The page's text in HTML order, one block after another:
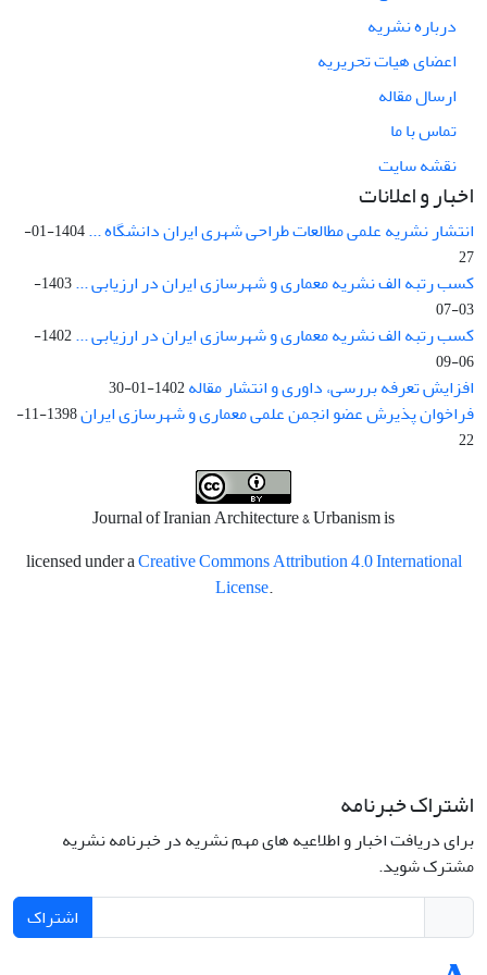
درباره نشریه
اعضای هیات تحریریه
ارسال مقاله
تماس با ما
نقشه سایت
اخبار و اعلانات
انتشار نشریه علمی مطالعات طراحی شهری ایران دانشگاه ...
1404-01-
27
کسب رتبه الف نشریه معماری و شهرسازی ایران در ارزیابی ...
1403-
03-07
کسب رتبه الف نشریه معماری و شهرسازی ایران در ارزیابی ...
1402-
06-09
افزایش تعرفه بررسی، داوری و انتشار مقاله1402-01-30
فراخوان پذیرش عضو انجمن علمی معماری و شهرسازی ایران
1398-11-
22
Journal of Iranian Architecture & Urbanism is
licensed under aCreative Commons Attribution 4.0 International
License.
اشتراک خبرنامه
برای دریافت اخبار و اطلاعیه های مهم نشریه در خبرنامه نشریه
مشترک شوید.
اشتراک